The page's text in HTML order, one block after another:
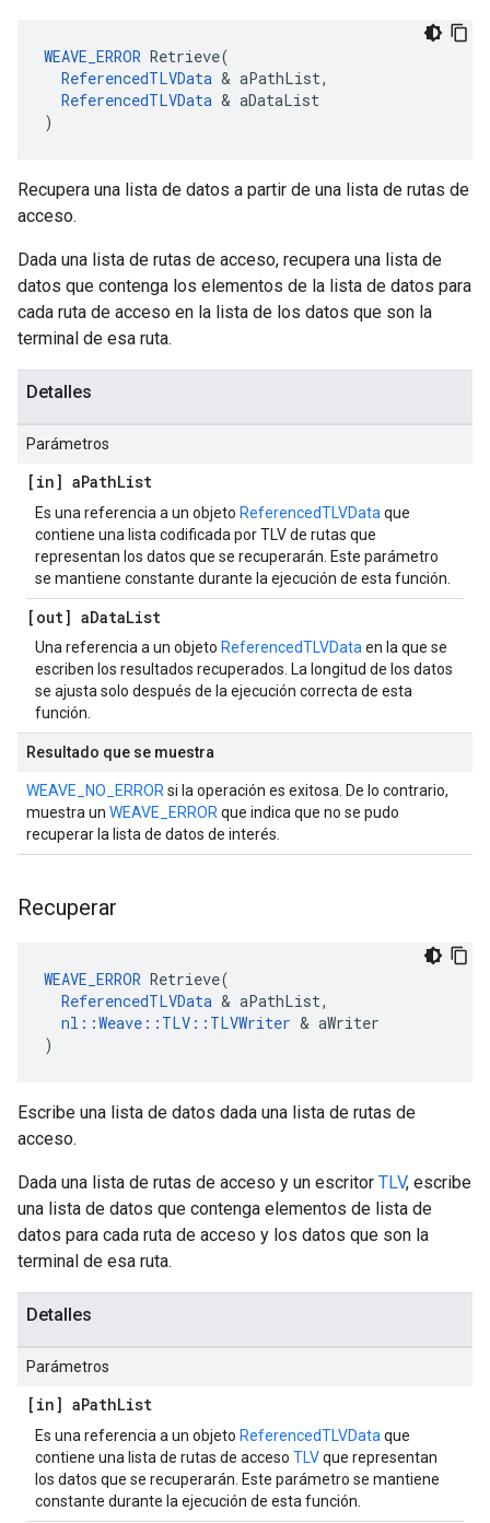
WEAVE_ERROR Retrieve(
ReferencedTLVData & aPathList,
ReferencedTLVData & aDataList
)
Recupera una lista de datos a partir de una lista de rutas de
acceso.
Dada una lista de rutas de acceso, recupera una lista de
datos que contenga los elementos de la lista de datos para
cada ruta de acceso en la lista de los datos que son la
terminal de esa ruta.
Detalles
Parámetros
[in] aPathList
Es una referencia a un objeto ReferencedTLVData que
contiene una lista codificada por TLV de rutas que
representan los datos que se recuperarán. Este parámetro
se mantiene constante durante la ejecución de esta función.
[out] aDataList
Una referencia a un objeto ReferencedTLVData en la que se
escriben los resultados recuperados. La longitud de los datos
se ajusta solo después de la ejecución correcta de esta
función.
Resultado que se muestra
WEAVE_NO_ERROR si la operación es exitosa. De lo contrario,
muestra un WEAVE_ERROR que indica que no se pudo
recuperar la lista de datos de interés.
Recuperar
WEAVE_ERROR Retrieve(
ReferencedTLVData & aPathList,
nl::Weave::TLV::TLVWriter & aWriter
)
Escribe una lista de datos dada una lista de rutas de
acceso.
Dada una lista de rutas de acceso y un escritor TLV, escribe
una lista de datos que contenga elementos de lista de
datos para cada ruta de acceso y los datos que son la
terminal de esa ruta.
Detalles
Parámetros
[in] aPathList
Es una referencia a un objeto ReferencedTLVData que
contiene una lista de rutas de acceso TLVque representan
los datos que se recuperarán. Este parámetro se mantiene
constante durante la ejecución de esta función.